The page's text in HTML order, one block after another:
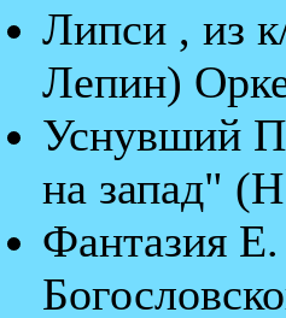
Липси , из
Лепин)
Уснувший
на запад"
Фантазия